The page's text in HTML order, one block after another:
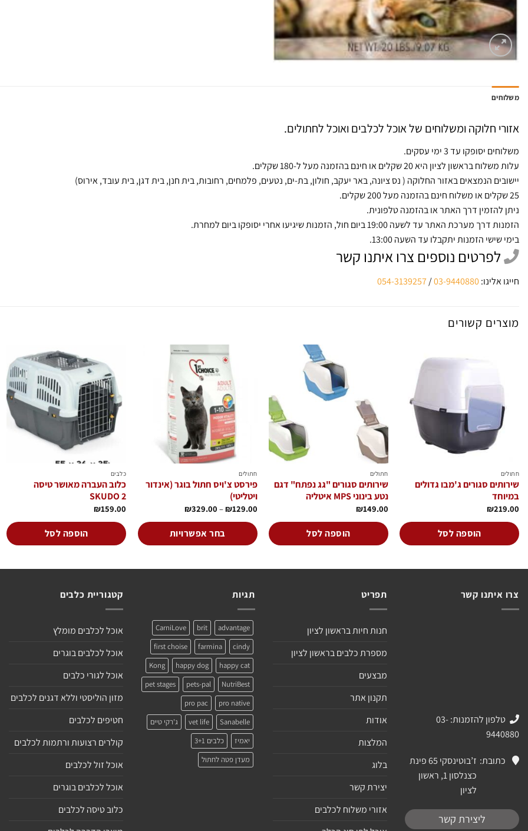
משלוחים
אזורי חלוקה ומשלוחים של אוכל לכלבים ואוכל לחתולים.
משלוחים יסופקו עד 3 ימי עסקים.
עלות משלוח בראשון לציון היא 20 שקלים או חינם בהזמנה מעל ל-180 שקלים.
יישובים הנמצאים באזור החלוקה ( נס ציונה, באר יעקב, חולון, בת-ים, נטעים, פלמחים, רחובות, בית חנן, בית דגן, בית עובד, אירוס)
25 שקלים או משלוח חינם בהזמנה מעל 200 שקלים.
ניתן להזמין דרך האתר או בהזמנה טלפונית.
הזמנות דרך מערכת האתר עד לשעה 19:00 ביום חול, הזמנות שיגיעו אחרי יסופקו ביום למחרת.
בימי שישי הזמנות יתקבלו עד השעה 13:00.
לפרטים נוספים צרו איתנו קשר
חייגו אלינו:03-9440880
/
054-3139257
מוצרים קשורים
הוסף
לרשימת
המשאלות
חתולים
שירותים סגורים ג'מבו גדולים
במיוחד
₪219.00
הוספה לסל
המשאלות
חתולים
שירותים סגורים "גג נפתח" דגם
נטע בינוני MPS איטליה
₪149.00
הוספה לסל
חתולים
פירסט צ'ויס חתול בוגר (אינדור
ויטליטי)
₪129.00
–
₪329.00 טווח
⁦₪129.00⁩
עד
בחר אפשרויות
מספר
סוגים.
ניתן
לבחור
את
האפשרויות
בעמוד
המוצר
הוסף
לרשימת
המשאלות
כלבים
כלוב העברה מאושר טיסה
SKUDO 2
₪159.00
הוספה לסל
צרו איתנו קשר
טלפון להזמנות: 03-
9440880
כתובת:
ז’בוטינסקי 65 פינת
כצנלסון 1, ראשון
לציון
ליצירת קשר
תפריט
חנות חיות בראשון לציון
מספרת כלבים בראשון לציון
מבצעים
תקנון אתר
אודות
המלצות
בלוג
יצירת קשר
אזורי משלוח לכלבים
תגיות
advantage
brit
CarniLove
cindy
farmina
first choise
happy cat
happy dog
Kong
NutriBest
pets-pal
pet stages
pro native
pro pac
Sanabelle
vet life
ג'רקי טיים
יאמיז
כלבים 3+1
מעדן פטה לחתול
קטגוריית כלבים
אוכל לכלבים מומלץ
אוכל לכלבים בוגרים
אוכל לגורי כלבים
מזון הוליסטי וללא דגנים לכלבים
חטיפים לכלבים
קולרים רצועות ורתמות לכלבים
אוכל זול לכלבים
אוכל לכלבים בוגרים
כלוב טיסה לכלבים